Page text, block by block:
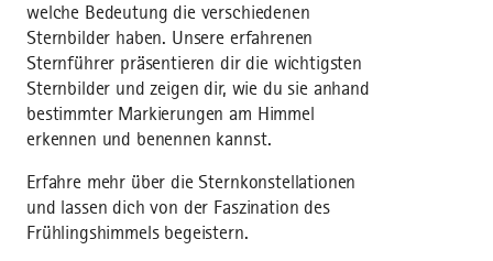
welche Bedeutung die verschiedenen
Sternbilder haben. Unsere erfahrenen
Sternführer präsentieren dir die wichtigsten
Sternbilder und zeigen dir, wie du sie anhand
bestimmter Markierungen am Himmel
erkennen und benennen kannst.
Erfahre mehr über die Sternkonstellationen
und lassen dich von der Faszination des
Frühlingshimmels begeistern.